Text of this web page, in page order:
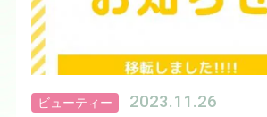
ビューティー 2023.11.26